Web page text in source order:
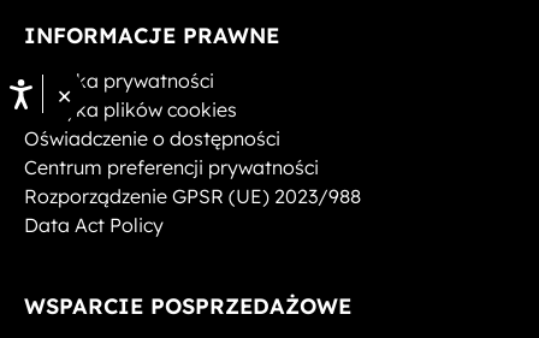
INFORMACJE PRAWNE
Polityka prywatności
Polityka plików cookies
Oświadczenie o dostępności
Centrum preferencji prywatności
Rozporządzenie GPSR (UE) 2023/988
Data Act Policy
WSPARCIE POSPRZEDAŻOWE
×